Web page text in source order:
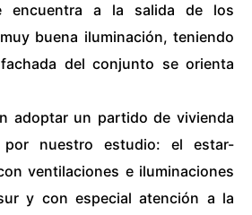
encuentra a la salida de los
buena iluminación, teniendo
del conjunto se orienta
adoptar un partido de vivienda
por nuestro estudio: el estar-
ventilaciones e iluminaciones
y con especial atención a la